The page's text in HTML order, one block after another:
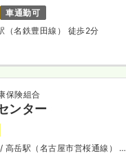
車通勤可
（名鉄豊田線） 徒歩2分
保険組合
ンター
/ 高岳駅（名古屋市営桜通線） 徒